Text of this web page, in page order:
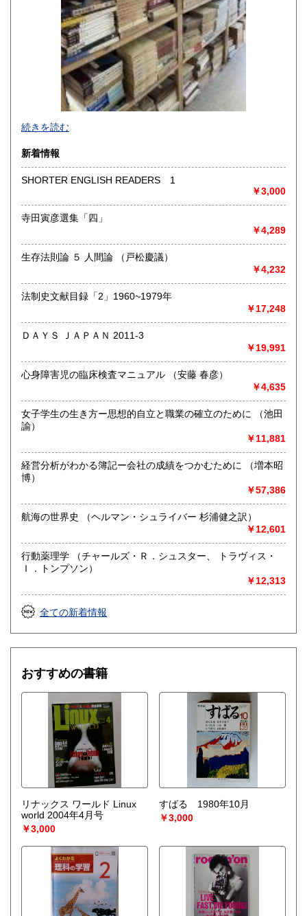
-
沿線名：-
最寄駅：-
営業時間：-
定休日：-
書籍の買取について
取り扱い分野
語国文、外国文学、古典籍、近代文献、趣味、外国書、サブ
カルチャー、古書一般（その他）
続きを読む
新着情報
SHORTER ENGLISH READERS 1
￥3,000
寺田寅彦選集「四」
￥4,289
生存法則論 ５ 人間論 （戸松慶議）
￥4,232
法制史文献目録「2」1960~1979年
￥17,248
ＤＡＹＳ ＪＡＰＡＮ 2011-3
￥19,991
心身障害児の臨床検査マニュアル （安藤 春彦）
￥4,635
女子学生の生き方ー思想的自立と職業の確立のために （池田
諭）
￥11,881
経営分析がわかる簿記ー会社の成績をつかむために （増本昭
博）
￥57,386
航海の世界史 （ヘルマン・シュライバー 杉浦健之訳）
￥12,601
行動薬理学 （チャールズ・Ｒ．シュスター、 トラヴィス・
Ｉ．トンプソン）
￥12,313
全ての新着情報
おすすめの書籍
リナックス ワールド Linux
world 2004年4月号
￥3,000
すばる 1980年10月
￥3,000